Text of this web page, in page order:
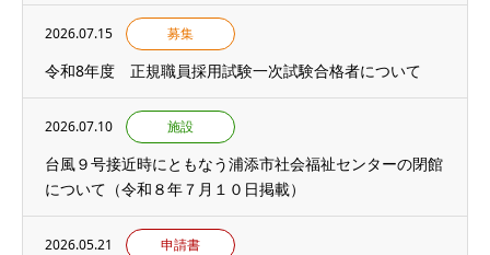
2026.07.15 募集
令和8年度 正規職員採用試験一次試験合格者について
2026.07.10 施設
台風９号接近時にともなう浦添市社会福祉センターの閉館
について（令和８年７月１０日掲載）
2026.05.21 申請書